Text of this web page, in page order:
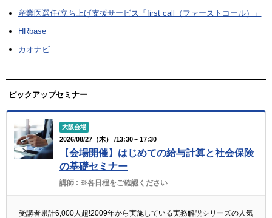
産業医選任/立ち上げ支援サービス「first call（ファーストコール）」
HRbase
カオナビ
ピックアップセミナー
大阪会場
2026/08/27（木） /13:30～17:30
【会場開催】はじめての給与計算と社会保険
の基礎セミナー
講師 : ※各日程をご確認ください
受講者累計6,000人超!2009年から実施している実務解説シリーズの人気